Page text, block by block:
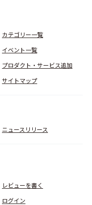
カテゴリー一覧
イベント一覧
プロダクト・サービス追加
サイトマップ
ニュースリリース
レビューを書く
ログイン